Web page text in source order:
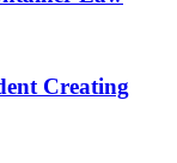
Creating